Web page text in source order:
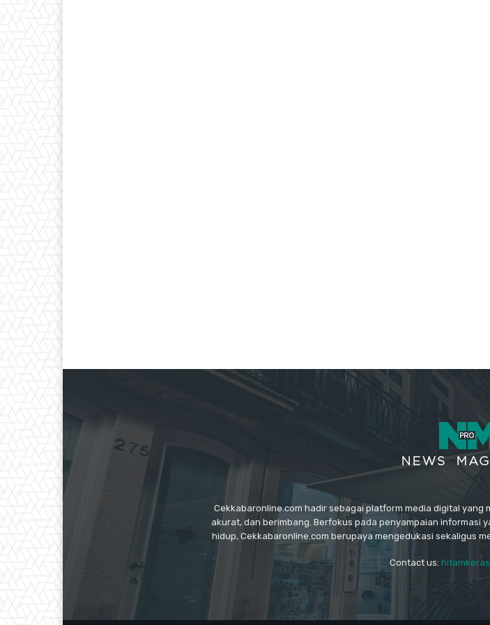
Cekkabaronline.com hadir sebagai platform media digital
akurat, dan berimbang. Berfokus pada penyampaian informasi
hidup, Cekkabaronline.com berupaya mengedukasi sekaligus
Contact us: